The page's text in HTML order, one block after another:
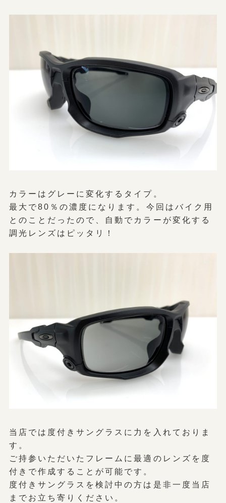
カラーはグレーに変化するタイプ。
最大で80％の濃度になります。今回はバイク用
とのことだったので、自動でカラーが変化する
調光レンズはピッタリ！
当店では度付きサングラスに力を入れておりま
す。
ご持参いただいたフレームに最適のレンズを度
付きで作成することが可能です。
度付きサングラスを検討中の方は是非一度当店
までお立ち寄りください。